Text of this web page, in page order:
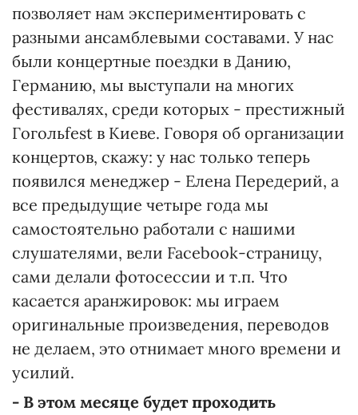
позволяет нам экспериментировать с
разными ансамблевыми составами. У нас
были концертные поездки в Данию,
Германию, мы выступали на многих
фестивалях, среди которых - престижный
Гогольfest в Киеве. Говоря об организации
концертов, скажу: у нас только теперь
появился менеджер - Елена Передерий, а
все предыдущие четыре года мы
самостоятельно работали с нашими
слушателями, вели Facebook-страницу,
сами делали фотосессии и т.п. Что
касается аранжировок: мы играем
оригинальные произведения, переводов
не делаем, это отнимает много времени и
усилий.
- В этом месяце будет проходить